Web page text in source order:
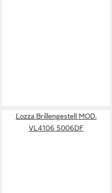
Lozza Brillengestell MOD.
VL4106 5006DF